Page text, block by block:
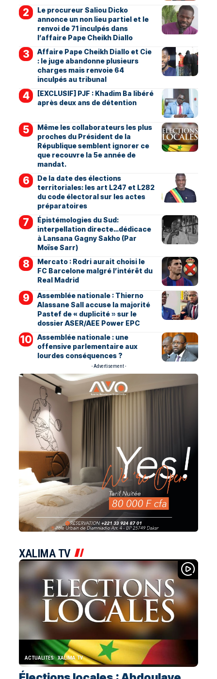
Le procureur Saliou Dicko
annonce un non lieu partiel et le
renvoi de 71 inculpés dans
l’affaire Pape Cheikh Diallo
Affaire Pape Cheikh Diallo et Cie
: le juge abandonne plusieurs
charges mais renvoie 64
inculpés au tribunal
[EXCLUSIF] PJF : Khadim Ba libéré
après deux ans de détention
Même les collaborateurs les plus
proches du Président de la
République semblent ignorer ce
que recouvre la 5e année de
mandat.
De la date des élections
territoriales: les art L247 et L282
du code électoral sur les actes
préparatoires
Épistémologies du Sud:
interpellation directe…dédicace
à Lansana Gagny Sakho (Par
Moïse Sarr)
Mercato : Rodri aurait choisi le
FC Barcelone malgré l’intérêt du
Real Madrid
Assemblée nationale : Thierno
Alassane Sall accuse la majorité
Pastef de « duplicité » sur le
dossier ASER/AEE Power EPC
Assemblée nationale : une
offensive parlementaire aux
lourdes conséquences ?
- Advertisement -
XALIMA TV
ACTUALITES XALIMA TV